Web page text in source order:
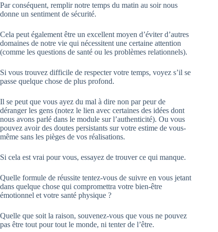
Par conséquent, remplir notre temps du matin au soir nous
donne un sentiment de sécurité.
Cela peut également être un excellent moyen d’éviter d’autres
domaines de notre vie qui nécessitent une certaine attention
(comme les questions de santé ou les problèmes relationnels).
Si vous trouvez difficile de respecter votre temps, voyez s’il se
passe quelque chose de plus profond.
Il se peut que vous ayez du mal à dire non par peur de
déranger les gens (notez le lien avec certaines des idées dont
nous avons parlé dans le module sur l’authenticité). Ou vous
pouvez avoir des doutes persistants sur votre estime de vous-
même sans les pièges de vos réalisations.
Si cela est vrai pour vous, essayez de trouver ce qui manque.
Quelle formule de réussite tentez-vous de suivre en vous jetant
dans quelque chose qui compromettra votre bien-être
émotionnel et votre santé physique ?
Quelle que soit la raison, souvenez-vous que vous ne pouvez
pas être tout pour tout le monde, ni tenter de l’être.